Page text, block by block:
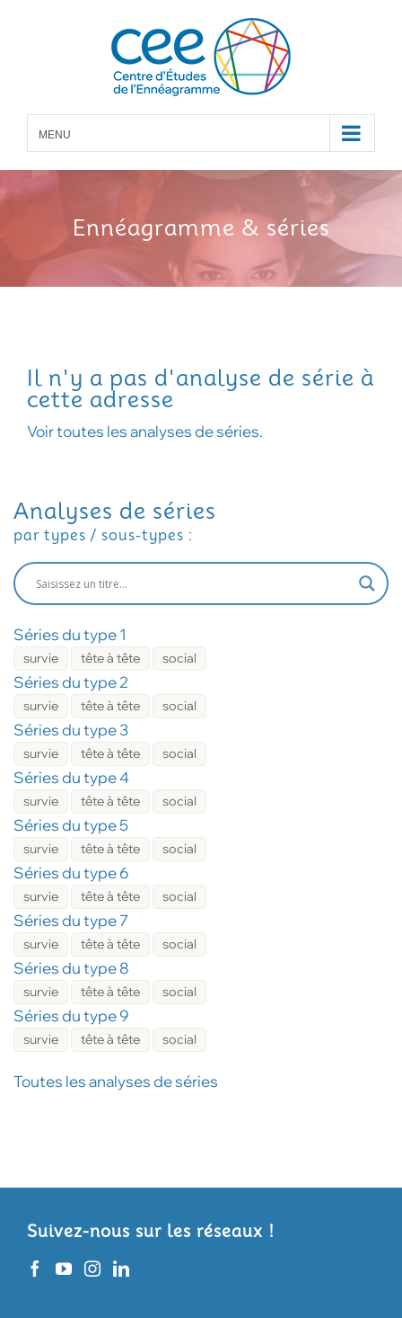
MENU
Ennéagramme & séries
Il n'y a pas d'analyse de série à
cette adresse
Voir toutes les analyses de séries.
Analyses de séries
par types / sous-types :
Séries du type 1
survie tête à tête social
Séries du type 2
survie tête à tête social
Séries du type 3
survie tête à tête social
Séries du type 4
survie tête à tête social
Séries du type 5
survie tête à tête social
Séries du type 6
survie tête à tête social
Séries du type 7
survie tête à tête social
Séries du type 8
survie tête à tête social
Séries du type 9
survie tête à tête social
Toutes les analyses de séries
Suivez-nous sur les réseaux !